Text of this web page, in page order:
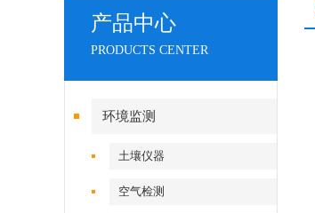
产品中心
PRODUCTS CENTER
环境监测
土壤仪器
空气检测